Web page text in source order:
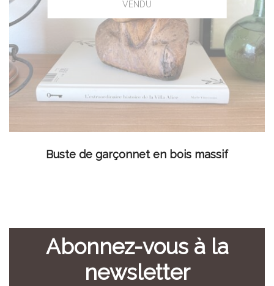
LIRE LA SUITE
Buste de garçonnet en bois massif
Abonnez-vous à la
newsletter